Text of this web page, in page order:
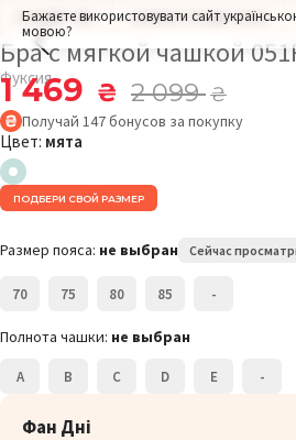
Бажаєте використовувати сайт
мовою?
РАЗМЕР: 75C ОБХВАТ ГРУДИ: 90СМ
Бра с мягкой чашкой
Фуксия
1 469 ₴ 2 099₴
Получай 147бонусов за покупку
Цвет: мята
ПОДБЕРИ СВОЙ РАЗМЕР
Размер пояса: не выбран Сейчас
70 75 80 85 -
Полнота чашки: не выбран
A B C D E -
Фан Дні